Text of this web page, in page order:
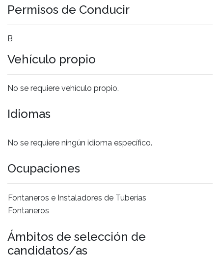
Permisos de Conducir
B
Vehículo propio
No se requiere vehículo propio.
Idiomas
No se requiere ningún idioma específico.
Ocupaciones
Fontaneros e Instaladores de Tuberías
Fontaneros
Ámbitos de selección de
candidatos/as